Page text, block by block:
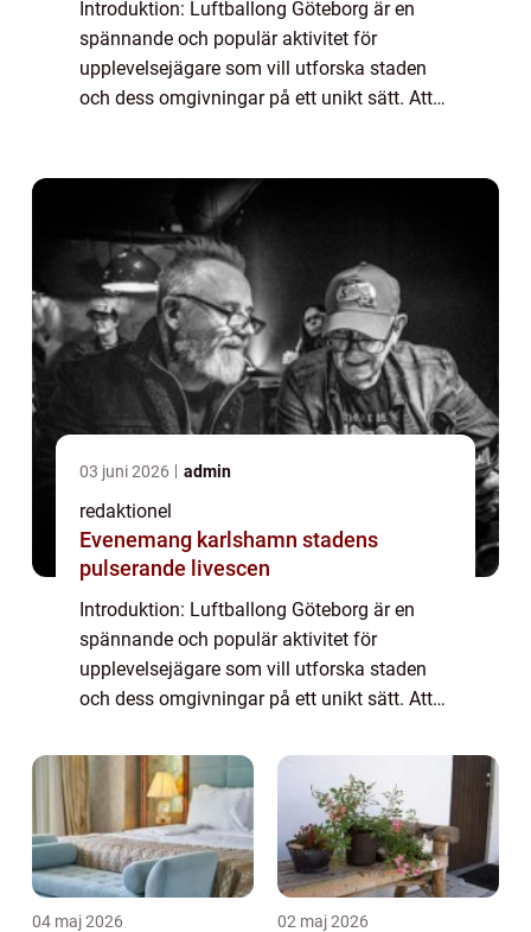
Introduktion: Luftballong Göteborg är en
spännande och populär aktivitet för
upplevelsejägare som vill utforska staden
och dess omgivningar på ett unikt sätt. Att
03 juni 2026 admin
redaktionel
Evenemang karlshamn stadens
pulserande livescen
Introduktion: Luftballong Göteborg är en
spännande och populär aktivitet för
upplevelsejägare som vill utforska staden
och dess omgivningar på ett unikt sätt. Att
en fågelperspektiv över Göteborgs vackra
lan...
04 maj 2026 02 maj 2026